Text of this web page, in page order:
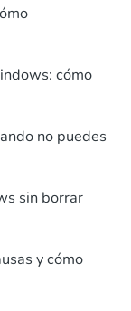
cómo
no puedes
sin borrar
y cómo